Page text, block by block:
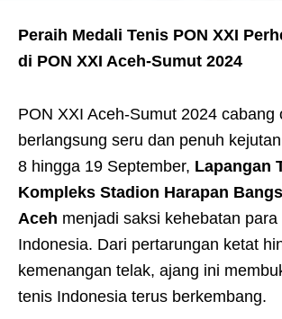
Peraih Medali Tenis PON XXI
di PON XXI Aceh-Sumut 2024
PON XXI Aceh-Sumut 2024 cabang
berlangsung seru dan penuh
8 hingga 19 September, Lapangan
Kompleks Stadion Harapan
Aceh menjadi saksi kehebatan
Indonesia. Dari pertarungan ketat
kemenangan telak, ajang ini
tenis Indonesia terus berkembang.